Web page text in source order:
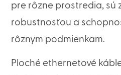
pre rôzne prostredia, sú
robustnosťou a
rôznym podmienkam.
Ploché ethernetové